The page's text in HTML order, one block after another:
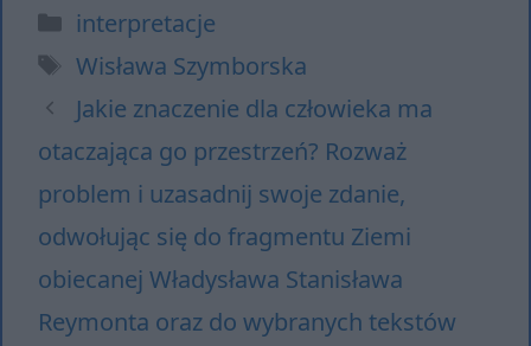
Kategorie
interpretacje
Tagi
Wisława Szymborska
Jakie znaczenie dla człowieka ma
otaczająca go przestrzeń? Rozważ
problem i uzasadnij swoje zdanie,
odwołując się do fragmentu Ziemi
obiecanej Władysława Stanisława
Reymonta oraz do wybranych tekstów